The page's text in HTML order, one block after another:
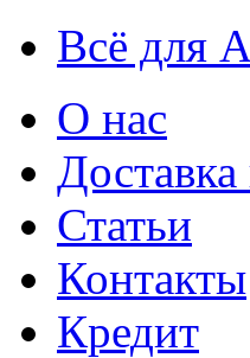
Всё для
О нас
Доставка
Статьи
Контакты
Кредит